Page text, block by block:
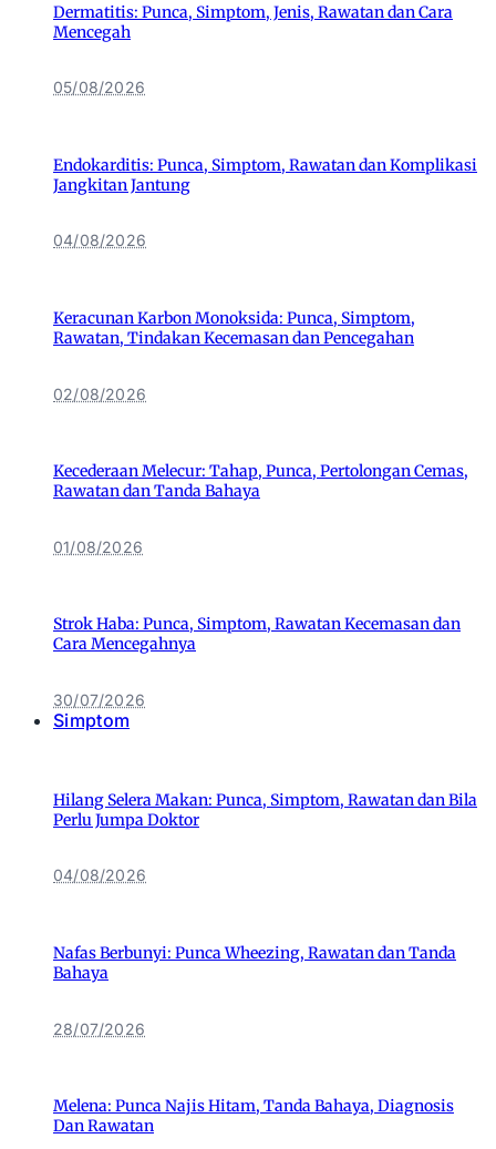
Dermatitis: Punca, Simptom, Jenis, Rawatan dan Cara
Mencegah
05/08/2026
Endokarditis: Punca, Simptom, Rawatan dan Komplikasi
Jangkitan Jantung
04/08/2026
Keracunan Karbon Monoksida: Punca, Simptom,
Rawatan, Tindakan Kecemasan dan Pencegahan
02/08/2026
Kecederaan Melecur: Tahap, Punca, Pertolongan Cemas,
Rawatan dan Tanda Bahaya
01/08/2026
Strok Haba: Punca, Simptom, Rawatan Kecemasan dan
Cara Mencegahnya
30/07/2026
Simptom
Hilang Selera Makan: Punca, Simptom, Rawatan dan Bila
Perlu Jumpa Doktor
04/08/2026
Nafas Berbunyi: Punca Wheezing, Rawatan dan Tanda
Bahaya
28/07/2026
Melena: Punca Najis Hitam, Tanda Bahaya, Diagnosis
Dan Rawatan